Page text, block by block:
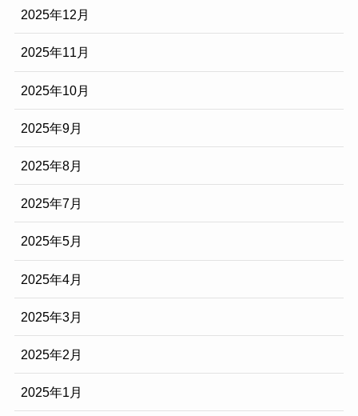
2025年12月
2025年11月
2025年10月
2025年9月
2025年8月
2025年7月
2025年5月
2025年4月
2025年3月
2025年2月
2025年1月